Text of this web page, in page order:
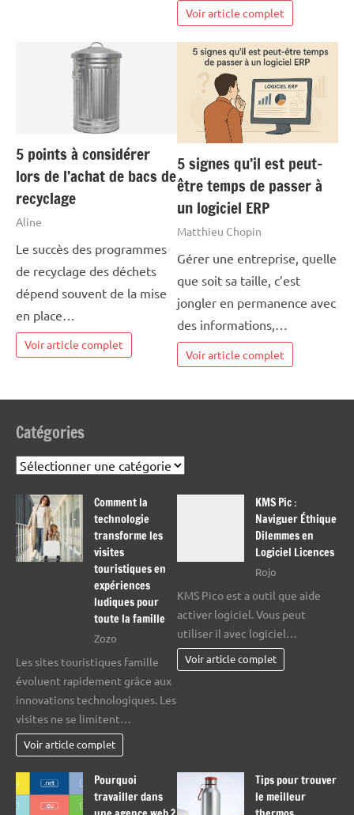
Voir article complet
5 points à considérer
lors de l’achat de bacs de
recyclage
Aline
Le succès des programmes
de recyclage des déchets
dépend souvent de la mise
en place…
Voir article complet
5 signes qu’il est peut-
être temps de passer à
un logiciel ERP
Matthieu Chopin
Gérer une entreprise, quelle
que soit sa taille, c’est
jongler en permanence avec
des informations,…
Voir article complet
Catégories
Catégories
Comment la
technologie
transforme les
visites
touristiques en
expériences
ludiques pour
toute la famille
Zozo
Les sites touristiques famille
évoluent rapidement grâce aux
innovations technologiques. Les
visites ne se limitent…
Voir article complet
KMS Pic :
Naviguer Éthique
Dilemmes en
Logiciel Licences
Rojo
KMS Pico est a outil que aide
activer logiciel. Vous peut
utiliser il avec logiciel…
Voir article complet
Pourquoi
travailler dans
Tips pour trouver
le meilleur